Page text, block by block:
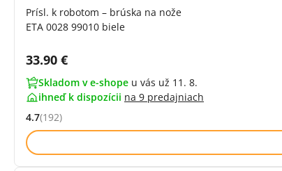
Prísl. k robotom – brúska na nože
ETA 0028 99010 biele
Cena s DPH:
33.90 €
Skladom v e-shope u vás už 11. 8.
ihneď k dispozícii na 9 predajniach
Hodnocení: 4.7 z 5 (192 recenzí)
4.7(192)